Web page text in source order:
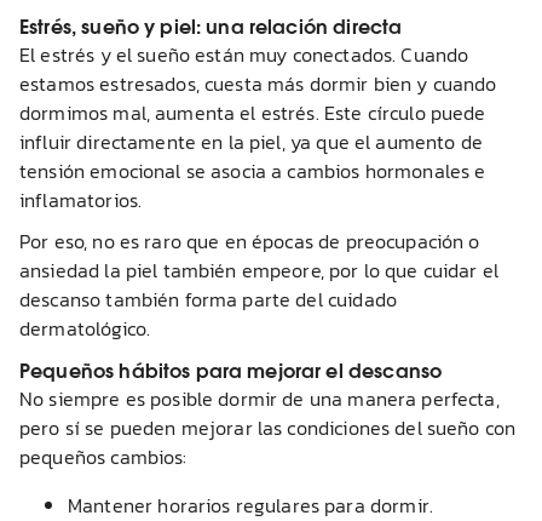
Estrés, sueño y piel: una relación directa
El estrés y el sueño están muy conectados. Cuando
estamos estresados, cuesta más dormir bien y cuando
dormimos mal, aumenta el estrés. Este círculo puede
influir directamente en la piel, ya que el aumento de
tensión emocional se asocia a cambios hormonales e
inflamatorios.
Por eso, no es raro que en épocas de preocupación o
ansiedad la piel también empeore, por lo que cuidar el
descanso también forma parte del cuidado
dermatológico.
Pequeños hábitos para mejorar el descanso
No siempre es posible dormir de una manera perfecta,
pero sí se pueden mejorar las condiciones del sueño con
pequeños cambios:
Mantener horarios regulares para dormir.